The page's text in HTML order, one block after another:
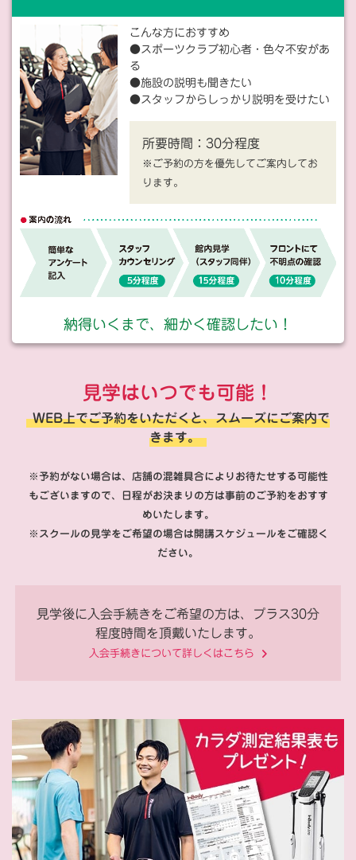
こんな方におすすめ
●スポーツクラブ初心者・色々不安があ
る
●施設の説明も聞きたい
●スタッフからしっかり説明を受けたい
所要時間： 30分程度
※ご予約の方を優先してご案内してお
ります。
納得いくまで、細かく確認したい！
見学はいつでも可能！
WEB上でご予約をいただくと、スムーズにご案内で
きます。
※予約がない場合は、店舗の混雑具合によりお待たせする可能性
もございますので、日程がお決まりの方は事前のご予約をおすす
めいたします。
※スクールの見学をご希望の場合は開講スケジュールをご確認く
ださい。
見学後に入会手続きをご希望の方は、プラス30分
程度時間を頂戴いたします。
入会手続きについて詳しくはこちら